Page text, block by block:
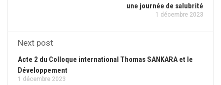
une journée de salubrité
1 décembre 2023
Next post
Acte 2 du Colloque international Thomas SANKARA et le
Développement
1 décembre 2023